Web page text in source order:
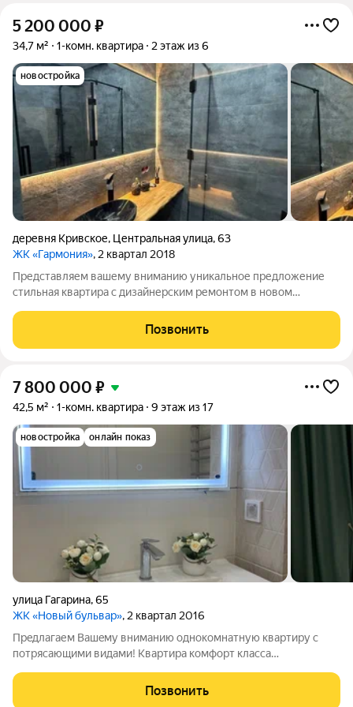
5 200 000 ₽
34,7 м² 1-комн. квартира 2 этаж из 6
новостройка
деревня Кривское, Центральная улица,63
ЖК «Гармония», 2 квартал 2018
Представляем вашему вниманию уникальное предложение
стильная квартира с дизайнерским ремонтом в новом
центра! Что вас ждет: Современный дизайн и комфорт:
Квартира площадью 34.7кв.м. выполнена в
Позвонить
7 800 000 ₽
42,5 м² 1-комн. квартира 9 этаж из 17
новостройка онлайн показ
улица Гагарина,65
ЖК «Новый бульвар», 2 квартал 2016
Пpeдлaгаем Вашeму вниманию однокомнатную квaртиpу с
потряcающими видами! Квaртиpa комфорт клaccа
Oбщaя площадь 42,5 кв.м. Квартира с качественно
выполненным ремонтом в современном стиле с
Позвонить